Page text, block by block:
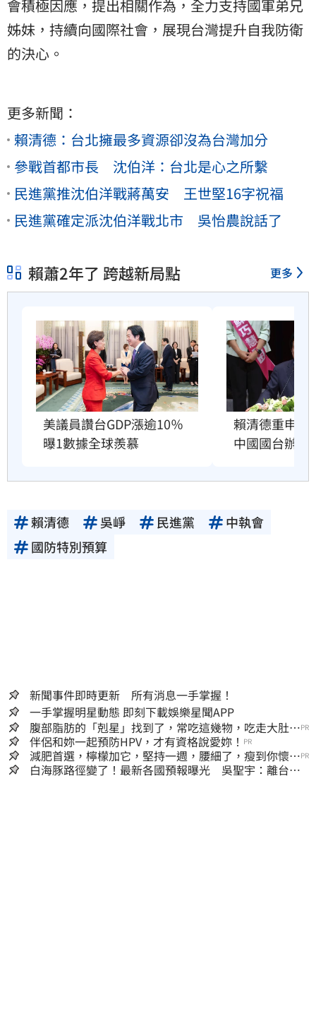
會積極因應，提出相關作為，全力支持國軍弟兄
姊妹，持續向國際社會，展現台灣提升自我防衛
的決心。
更多新聞：
賴清德：台北擁最多資源卻沒為台灣加分
參戰首都市長 沈伯洋：台北是心之所繫
民進黨推沈伯洋戰蔣萬安 王世堅16字祝福
民進黨確定派沈伯洋戰北市 吳怡農說話了
賴蕭2年了 跨越新局點 更多
美議員讚台GDP漲逾10％
曝1數據全球羨慕
賴清德重申
中國國台辦跳
賴清德 吳崢 民進黨
中執會
國防特別預算
新聞事件即時更新 所有消息一手掌握！
一手掌握明星動態 即刻下載娛樂星聞APP
腹部脂肪的「剋星」找到了，常吃這幾物，吃走大肚
囊，瘦出小蠻腰
PR
伴侶和妳一起預防HPV，才有資格說愛妳！ PR
減肥首選，檸檬加它，堅持一週，腰細了，瘦到你懷疑
人生
PR
白海豚路徑變了！最新各國預報曝光 吳聖宇：離台灣